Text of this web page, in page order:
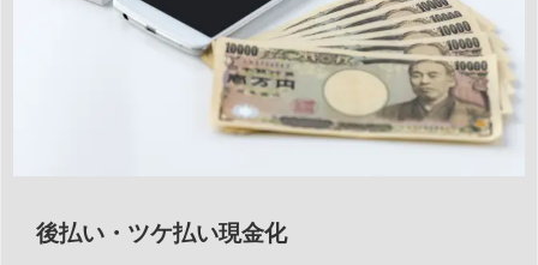
後払い・ツケ払い現金化